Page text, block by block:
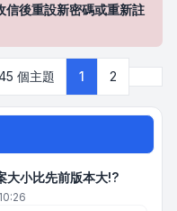
後重設新密碼或重新註
個主題 1 2
小比先前版本大!?